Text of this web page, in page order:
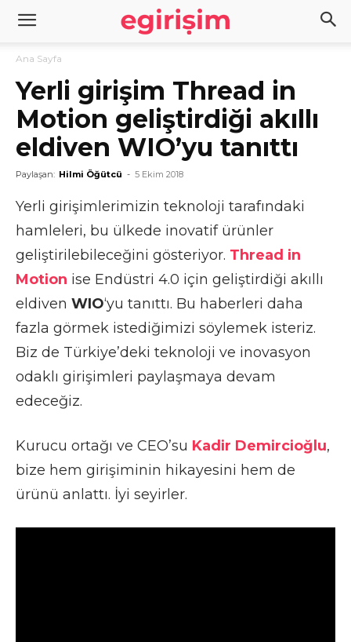
Ana Sayfa
Yerli girişim Thread in
Motion geliştirdiği akıllı
eldiven WIO’yu tanıttı
Paylaşan: Hilmi Öğütcü - 5 Ekim 2018
Yerli girişimlerimizin teknoloji tarafındaki
hamleleri, bu ülkede inovatif ürünler
geliştirilebileceğini gösteriyor. Thread in
Motion ise Endüstri 4.0 için geliştirdiği akıllı
eldiven WIO‘yu tanıttı. Bu haberleri daha
fazla görmek istediğimizi söylemek isteriz.
Biz de Türkiye’deki teknoloji ve inovasyon
odaklı girişimleri paylaşmaya devam
edeceğiz.
Kurucu ortağı ve CEO’su Kadir Demircioğlu,
bize hem girişiminin hikayesini hem de
ürünü anlattı. İyi seyirler.